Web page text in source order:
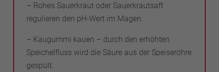
– Rohes Sauerkraut oder Sauerkrautsaft
regulieren den pH-Wert im Magen.
– Kaugummi kauen – durch den erhöhten
Speichelfluss wird die Säure aus der Speiseröhre
gespült.